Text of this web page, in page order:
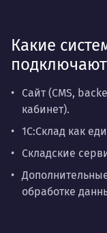
Какие
Сайт (CMS,
кабинет).
1С:Склад как
Складские
обработке